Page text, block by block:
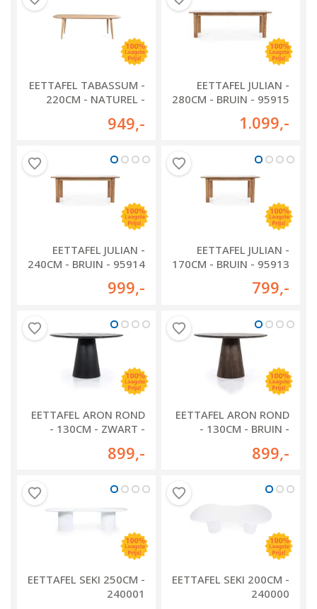
EETTAFEL TABASSUM -
220CM - NATUREL -
949,-
EETTAFEL JULIAN -
280CM - BRUIN - 95915
1.099,-
EETTAFEL JULIAN -
240CM - BRUIN - 95914
999,-
EETTAFEL JULIAN -
170CM - BRUIN - 95913
799,-
EETTAFEL ARON ROND
- 130CM - ZWART -
899,-
EETTAFEL ARON ROND
- 130CM - BRUIN -
899,-
EETTAFEL SEKI 250CM -
240001
EETTAFEL SEKI 200CM -
240000